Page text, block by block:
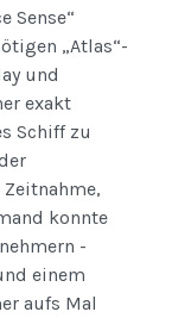
Sense“
„Atlas“-
und
exakt
Schiff zu
konnte
-
einem
aufs Mal